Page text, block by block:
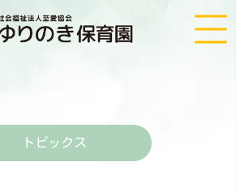
トピックス